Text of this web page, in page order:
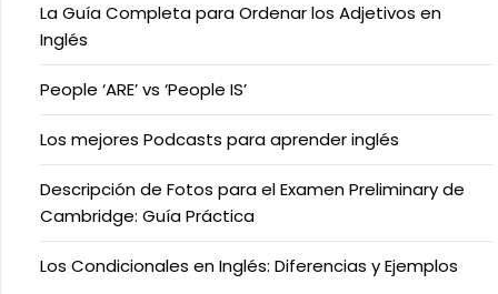
La Guía Completa para Ordenar los Adjetivos en
Inglés
People ‘ARE’ vs ‘People IS’
Los mejores Podcasts para aprender inglés
Descripción de Fotos para el Examen Preliminary de
Cambridge: Guía Práctica
Los Condicionales en Inglés: Diferencias y Ejemplos